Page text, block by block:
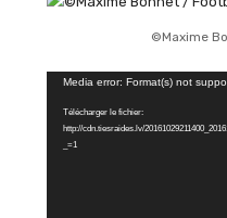
©Maxime
Lecteur
vidéo
Media error: Format(s) not
Télécharger le fichier:
http://cdn.tiesraides.lv/
_=1